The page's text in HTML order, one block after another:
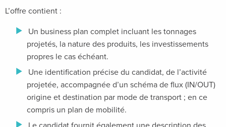
L’offre contient :
Un business plan complet incluant les tonnages
projetés, la nature des produits, les investissements
propres le cas échéant.
Une identification précise du candidat, de l’activité
projetée, accompagnée d’un schéma de flux (IN/OUT)
origine et destination par mode de transport ; en ce
compris un plan de mobilité.